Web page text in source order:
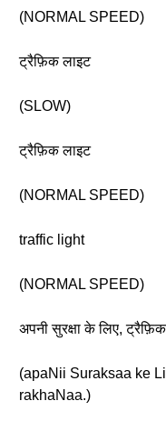
(NORMAL SPEED)
ट्रैफ़िक लाइट
(SLOW)
ट्रैफ़िक लाइट
(NORMAL SPEED)
traffic light
(NORMAL SPEED)
अपनी सुरक्षा के लिए,
(apaNii Suraksaa ke
rakhaNaa.)